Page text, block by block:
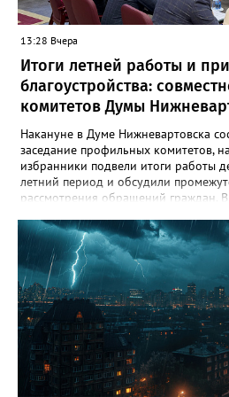
внимательными за рулём.
13:28 Вчера
Итоги летней работы и
благоустройства:
комитетов Думы
Накануне в Думе Нижневартовска
заседание профильных комитетов,
избранники подвели итоги работы
летний период и обсудили
рассмотрения обращений граждан.
осмотрели городские лагеря отдыха,
проблемные локации, на которые
на территориях, где уже
но требуют доработки, а также
пригодные для создания новых
социальным вопросам держит на
организацию детского летнего
положительную оценку
широкое разнообразие
полноценную материально-
лагерей, а также соблюдение мер